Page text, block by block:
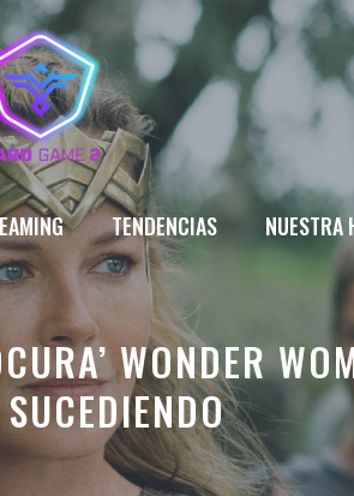
TENDENCIAS NUESTRA
WONDER